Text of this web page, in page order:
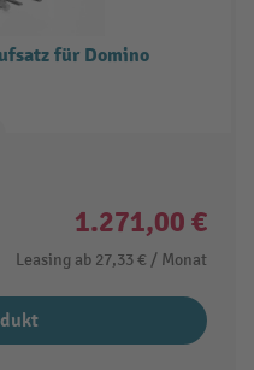
für Domino
1.271,00 €
Leasing ab 27,33 € / Monat